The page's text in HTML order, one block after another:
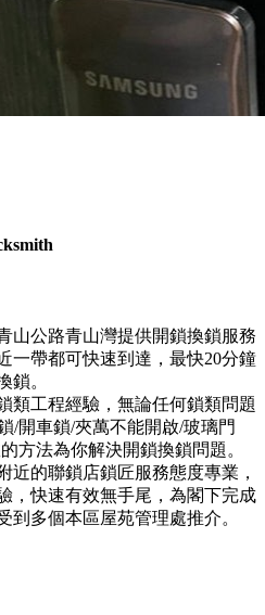
山公路青山灣提供開鎖換鎖服務
一帶都可快速到達，最快20分鐘
鎖。
類工程經驗，無論任何鎖類問題
/開車鎖/夾萬不能開啟/玻璃門
方法為你解決開鎖換鎖問題。
近的聯鎖店鎖匠服務態度專業，
，快速有效無手尾，為閣下完成
到多個本區屋苑管理處推介。